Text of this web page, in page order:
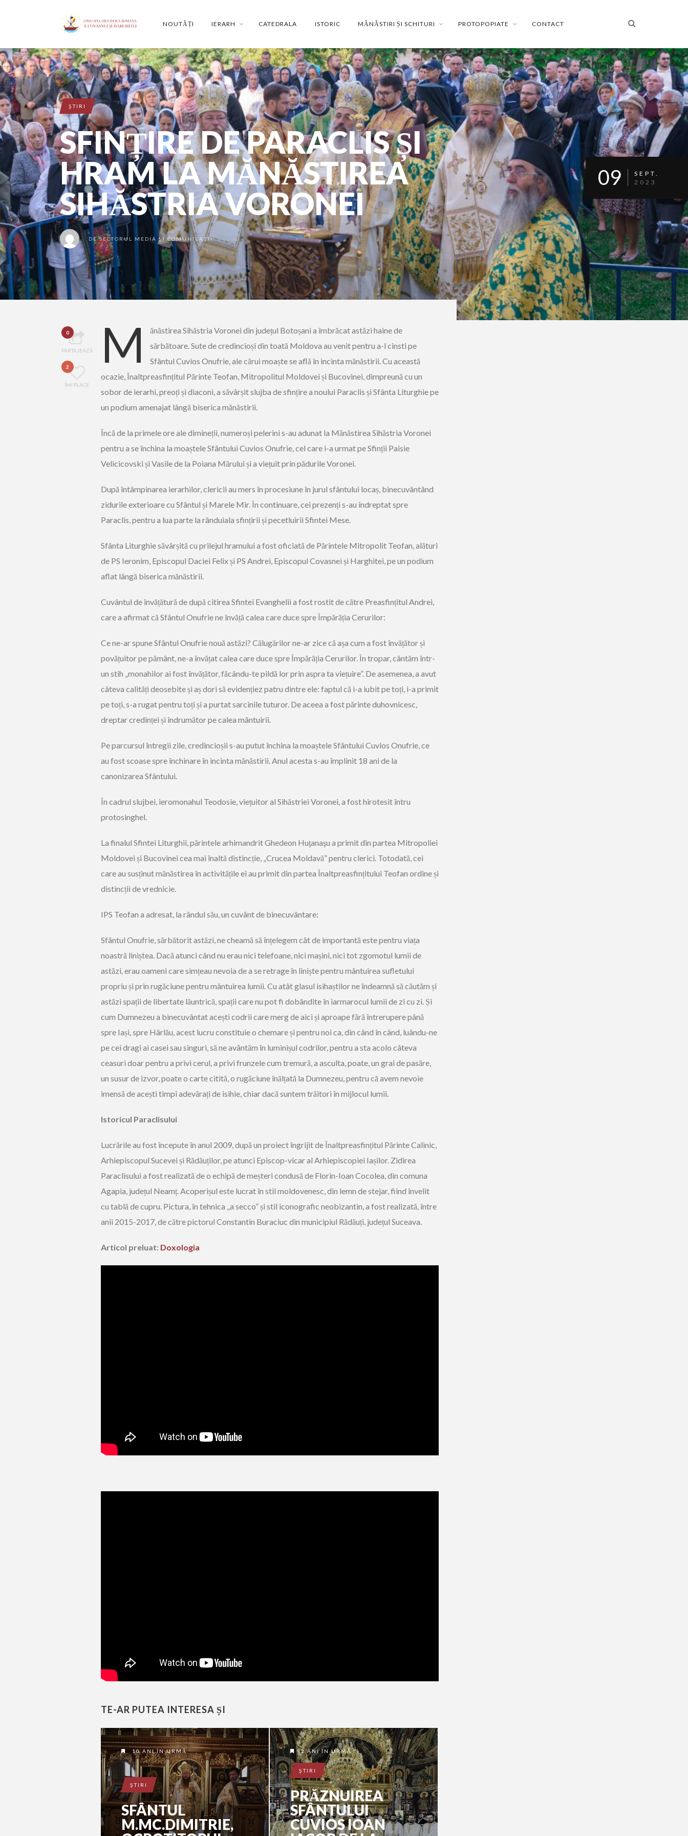
NOUTĂȚI IERARH CATEDRALA ISTORIC MĂNĂSTIRI ȘI SCHITURI PROTOPOPIATE CONTACT
ŞTIRI
SFINȚIRE DE PARACLIS ȘI
HRAM LA MĂNĂSTIREA
SIHĂSTRIA VORONEI
DESECTORUL MEDIA ȘI COMUNICAȚII
09
SEPT.
2023
0
PARTAJEAZĂ
2
ÎMI PLACE
M
ănăstirea Sihăstria Voronei din județul Botoșani a îmbrăcat astăzi haine de
sărbătoare. Sute de credincioși din toată Moldova au venit pentru a-l cinsti pe
Sfântul Cuvios Onufrie, ale cărui moaște se află în incinta mănăstirii. Cu această
ocazie, Înaltpreasfințitul Părinte Teofan, Mitropolitul Moldovei și Bucovinei, dimpreună cu un
sobor de ierarhi, preoți și diaconi, a săvârșit slujba de sfințire a noului Paraclis și Sfânta Liturghie pe
un podium amenajat lângă biserica mănăstirii.
Încă de la primele ore ale dimineții, numeroși pelerini s-au adunat la Mănăstirea Sihăstria Voronei
pentru a se închina la moaștele Sfântului Cuvios Onufrie, cel care i-a urmat pe Sfinții Paisie
Velicicovski și Vasile de la Poiana Mărului și a viețuit prin pădurile Voronei.
După întâmpinarea ierarhilor, clericii au mers în procesiune în jurul sfântului locaș, binecuvântând
zidurile exterioare cu Sfântul și Marele Mir. În continuare, cei prezenți s-au îndreptat spre
Paraclis, pentru a lua parte la rânduiala sfințirii și pecetluirii Sfintei Mese.
Sfânta Liturghie săvârșită cu prilejul hramului a fost oficiată de Părintele Mitropolit Teofan, alături
de PS Ieronim, Episcopul Daciei Felix și PS Andrei, Episcopul Covasnei și Harghitei, pe un podium
aflat lângă biserica mănăstirii.
Cuvântul de învățătură de după citirea Sfintei Evanghelii a fost rostit de către Preasfințitul Andrei,
care a afirmat că Sfântul Onufrie ne învăță calea care duce spre Împărăția Cerurilor:
Ce ne-ar spune Sfântul Onufrie nouă astăzi? Călugărilor ne-ar zice că așa cum a fost învățător și
povățuitor pe pământ, ne-a învățat calea care duce spre Împărăția Cerurilor. În tropar, cântăm într-
un stih „monahilor ai fost învățător, făcându-te pildă lor prin aspra ta viețuire”. De asemenea, a avut
câteva calități deosebite și aș dori să evidențiez patru dintre ele: faptul că i-a iubit pe toți, i-a primit
pe toți, s-a rugat pentru toți și a purtat sarcinile tuturor. De aceea a fost părinte duhovnicesc,
dreptar credinței și îndrumător pe calea mântuirii.
Pe parcursul întregii zile, credincioșii s-au putut închina la moaștele Sfântului Cuvios Onufrie, ce
au fost scoase spre închinare în incinta mănăstirii. Anul acesta s-au împlinit 18 ani de la
canonizarea Sfântului.
În cadrul slujbei, ieromonahul Teodosie, viețuitor al Sihăstriei Voronei, a fost hirotesit întru
protosinghel.
La finalul Sfintei Liturghii, părintele arhimandrit Ghedeon Huţanaşu a primit din partea Mitropoliei
Moldovei și Bucovinei cea mai înaltă distincție, „Crucea Moldavă” pentru clerici. Totodată, cei
care au susținut mănăstirea în activitățile ei au primit din partea Înaltpreasfințitului Teofan ordine și
distincții de vrednicie.
IPS Teofan a adresat, la rândul său, un cuvânt de binecuvântare:
Sfântul Onufrie, sărbătorit astăzi, ne cheamă să înțelegem cât de importantă este pentru viața
noastră liniștea. Dacă atunci când nu erau nici telefoane, nici mașini, nici tot zgomotul lumii de
astăzi, erau oameni care simțeau nevoia de a se retrage în liniște pentru mântuirea sufletului
propriu și prin rugăciune pentru mântuirea lumii. Cu atât glasul isihaștilor ne îndeamnă să căutăm și
astăzi spații de libertate lăuntrică, spații care nu pot fi dobândite în iarmarocul lumii de zi cu zi. Și
cum Dumnezeu a binecuvântat acești codrii care merg de aici și aproape fără întrerupere până
spre Iași, spre Hârlău, acest lucru constituie o chemare și pentru noi ca, din când în când, luându-ne
pe cei dragi ai casei sau singuri, să ne avântăm în luminișul codrilor, pentru a sta acolo câteva
ceasuri doar pentru a privi cerul, a privi frunzele cum tremură, a asculta, poate, un grai de pasăre,
un susur de izvor, poate o carte citită, o rugăciune înălțată la Dumnezeu, pentru că avem nevoie
imensă de acești timpi adevărați de isihie, chiar dacă suntem trăitori în mijlocul lumii.
Istoricul Paraclisului
Lucrările au fost începute în anul 2009, după un proiect îngrijit de Înaltpreasfințitul Părinte Calinic,
Arhiepiscopul Sucevei și Rădăuților, pe atunci Episcop-vicar al Arhiepiscopiei Iașilor. Zidirea
Paraclisului a fost realizată de o echipă de meșteri condusă de Florin-Ioan Cocolea, din comuna
Agapia, județul Neamț. Acoperișul este lucrat în stil moldovenesc, din lemn de stejar, fiind învelit
cu tablă de cupru. Pictura, în tehnica „a secco” și stil iconografic neobizantin, a fost realizată, între
anii 2015-2017, de către pictorul Constantin Buraciuc din municipiul Rădăuți, județul Suceava.
Articol preluat: Doxologia
TE-AR PUTEA INTERESA ȘI
10 ANI ÎN URMĂ
ŞTIRI
SFÂNTUL
M.MC.DIMITRIE,
2 ANI ÎN URMĂ
ŞTIRI
PRĂZNUIREA
SFÂNTULUI
CUVIOS IOAN